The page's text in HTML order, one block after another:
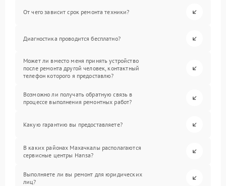
От чего зависит срок ремонта техники?
Диагностика проводится бесплатно?
Может ли вместо меня принять устройство
после ремонта другой человек, контактный
телефон которого я предоставлю?
Возможно ли получать обратную связь в
процессе выполнения ремонтных работ?
Какую гарантию вы предоставляете?
В каких районах Махачкалы располагаются
сервисные центры Hansa?
Выполняете ли вы ремонт для юридических
лиц?